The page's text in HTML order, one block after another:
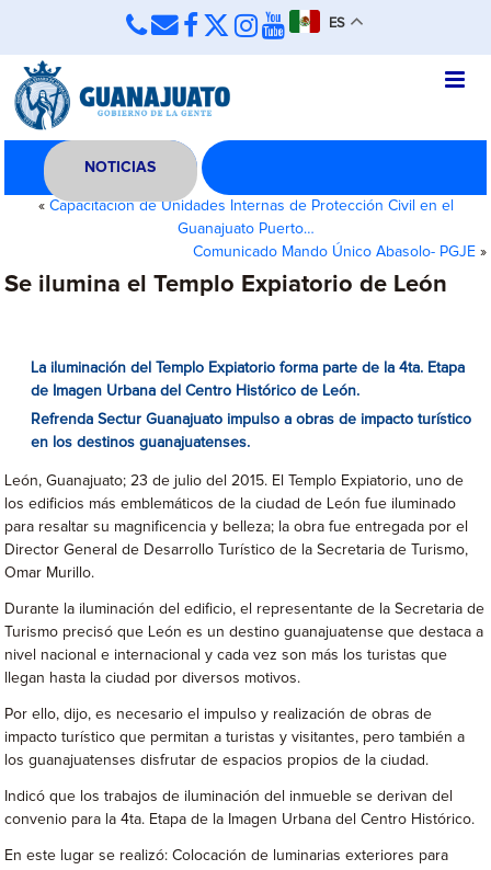
ES
NOTICIAS
« Capacitación de Unidades Internas de Protección Civil en el
Guanajuato Puerto…
Comunicado Mando Único Abasolo- PGJE»
Se ilumina el Templo Expiatorio de León
La iluminación del Templo Expiatorio forma parte de la 4ta. Etapa
de Imagen Urbana del Centro Histórico de León.
Refrenda Sectur Guanajuato impulso a obras de impacto turístico
en los destinos guanajuatenses.
León, Guanajuato; 23 de julio del 2015. El Templo Expiatorio, uno de
los edificios más emblemáticos de la ciudad de León fue iluminado
para resaltar su magnificencia y belleza; la obra fue entregada por el
Director General de Desarrollo Turístico de la Secretaria de Turismo,
Omar Murillo.
Durante la iluminación del edificio, el representante de la Secretaria de
Turismo precisó que León es un destino guanajuatense que destaca a
nivel nacional e internacional y cada vez son más los turistas que
llegan hasta la ciudad por diversos motivos.
Por ello, dijo, es necesario el impulso y realización de obras de
impacto turístico que permitan a turistas y visitantes, pero también a
los guanajuatenses disfrutar de espacios propios de la ciudad.
Indicó que los trabajos de iluminación del inmueble se derivan del
convenio para la 4ta. Etapa de la Imagen Urbana del Centro Histórico.
En este lugar se realizó: Colocación de luminarias exteriores para